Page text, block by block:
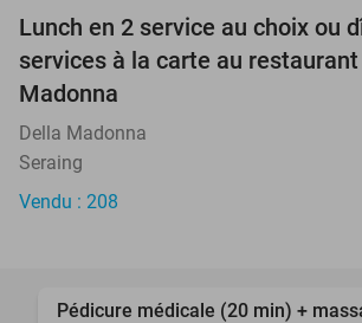
Lunch en 2 service au choix ou
services à la carte au
Madonna
Della Madonna
Seraing
Vendu : 208
Pédicure médicale (20 min) +